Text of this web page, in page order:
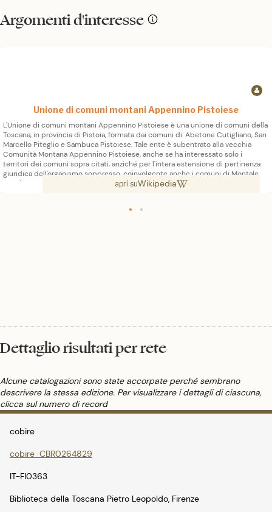
Argomenti d'interesse
Unione di comuni montani Appennino Pistoiese
L'Unione di comuni montani Appennino Pistoiese è una unione di comuni della
Toscana, in provincia di Pistoia, formata dai comuni di: Abetone Cutigliano, San
Marcello Piteglio e Sambuca Pistoiese. Tale ente è subentrato alla vecchia
Comunità Montana Appennino Pistoiese, anche se ha interessato solo i
territori dei comuni sopra citati, anziché per l'intera estensione di pertinenza
giuridica dell'organismo soppresso, coinvolgente anche i comuni di Montale,
Pescia e Marliana.
apri suWikipedia
Dettaglio risultati per rete
Alcune catalogazioni sono state accorpate perché sembrano
descrivere la stessa edizione. Per visualizzare i dettagli di ciascuna,
clicca sul numero di record
cobire
cobire_CBR0264829
IT-FI0363
Biblioteca della Toscana Pietro Leopoldo, Firenze